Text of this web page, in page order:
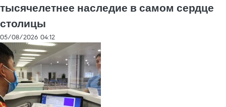
тысячелетнее наследие в самом сердце
столицы
05/08/2026 04:12